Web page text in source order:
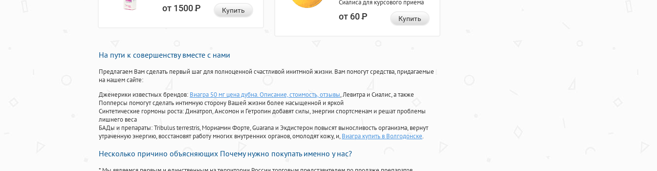
от 1500Р Купить
Сиалиса для курсового приема
от 60Р Купить
На пути к совершенству вместе с нами
Предлагаем Вам сделать первый шаг для полноценной счастливой инитмной жизни. Вам помогут средства, придагаемые
на нашем сайте:
Дженерики известных брендов: Виагра 50 мг цена дубна. Описание, стоимость, отзывы, Левитра и Сиалис, а также
Попперсы помогут сделать интимную сторону Вашей жизни более насыщенной и яркой
Синтетические гормоны роста: Динатроп, Ансомон и Гетропин добавят силы, энергии спортсменам и решат проблемы
лишнего веса
БАДы и препараты:Tribulus terrestris, Мориамин Форте, Guarana и Экдистерон повысят выносливость организма, вернут
утраченную энергию, восстановят работу многих внутренних органов, омолодят кожу, и, Виагра купить в Волгодонске.
Несколько причино объясняющих Почему нужно покупать именно у нас?